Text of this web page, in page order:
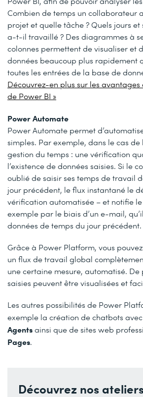
Combien de temps un collaborateur
projet et quelle tâche ? Quels jours et
a-t-il travaillé ? Des diagrammes à
colonnes permettent de visualiser et
données beaucoup plus rapidement
toutes les entrées de la base de
Découvrez-en plus sur les
de Power BI »
Power Automate
Power Automate permet
simples. Par exemple, dans le cas de
gestion du temps : une vérification
l’existence de données saisies. Si le
oublié de saisir ses temps de travail
jour précédent, le flux instantané le
vérification automatisée – et notifie
exemple par le biais d’un e-mail,
données de temps du jour précédent.
Grâce à Power Platform, vous
un flux de travail global
une certaine mesure, automatisé. De
saisies peuvent être visualisées et
Les autres possibilités de Power
exemple la création de chatbots avec
Agentsainsi que de sites web
Pages.
Découvrez nos